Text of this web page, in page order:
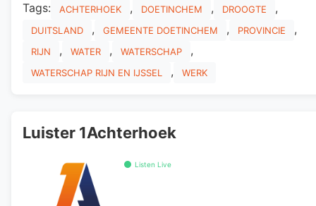
Tags: ACHTERHOEK , DOETINCHEM , DROOGTE ,
DUITSLAND , GEMEENTE DOETINCHEM , PROVINCIE ,
RIJN , WATER , WATERSCHAP ,
WATERSCHAP RIJN EN IJSSEL , WERK
Luister 1Achterhoek
Listen Live